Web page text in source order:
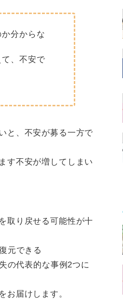
分からな
、不安で
と、不安が募る一方で
す不安が増してしまい
取り戻せる可能性が十
元できる
の代表的な事例2つに
お届けします。